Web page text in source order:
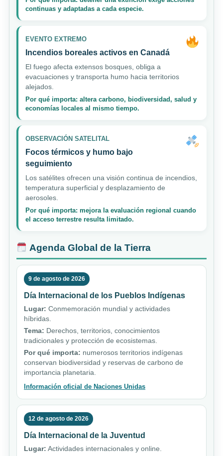
continuas y adaptadas a cada especie.
EVENTO EXTREMO
Incendios boreales activos en Canadá
El fuego afecta extensos bosques, obliga a
evacuaciones y transporta humo hacia territorios
alejados.
Por qué importa: altera carbono, biodiversidad, salud y
economías locales al mismo tiempo.
OBSERVACIÓN SATELITAL
Focos térmicos y humo bajo
seguimiento
Los satélites ofrecen una visión continua de incendios,
temperatura superficial y desplazamiento de
aerosoles.
Por qué importa: mejora la evaluación regional cuando
el acceso terrestre resulta limitado.
Agenda Global de la Tierra
9 de agosto de 2026
Día Internacional de los Pueblos Indígenas
Lugar: Conmemoración mundial y actividades
híbridas.
Tema: Derechos, territorios, conocimientos
tradicionales y protección de ecosistemas.
Por qué importa: numerosos territorios indígenas
conservan biodiversidad y reservas de carbono de
importancia planetaria.
Información oficial de Naciones Unidas
12 de agosto de 2026
Día Internacional de la Juventud
Lugar: Actividades internacionales y online.